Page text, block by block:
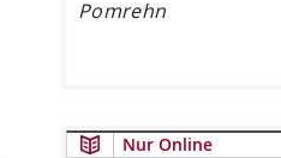
Pomrehn
Nur Online